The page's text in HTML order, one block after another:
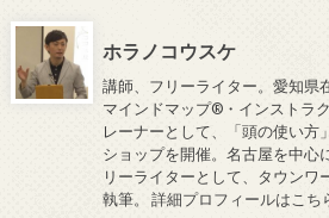
ホラノコウスケ
講師、フリーライター。愛知県
マインドマップ®・インストラ
レーナーとして、「頭の使い方
ショップを開催。名古屋を中心
リーライターとして、タウンワ
執筆。詳細プロフィールはこち